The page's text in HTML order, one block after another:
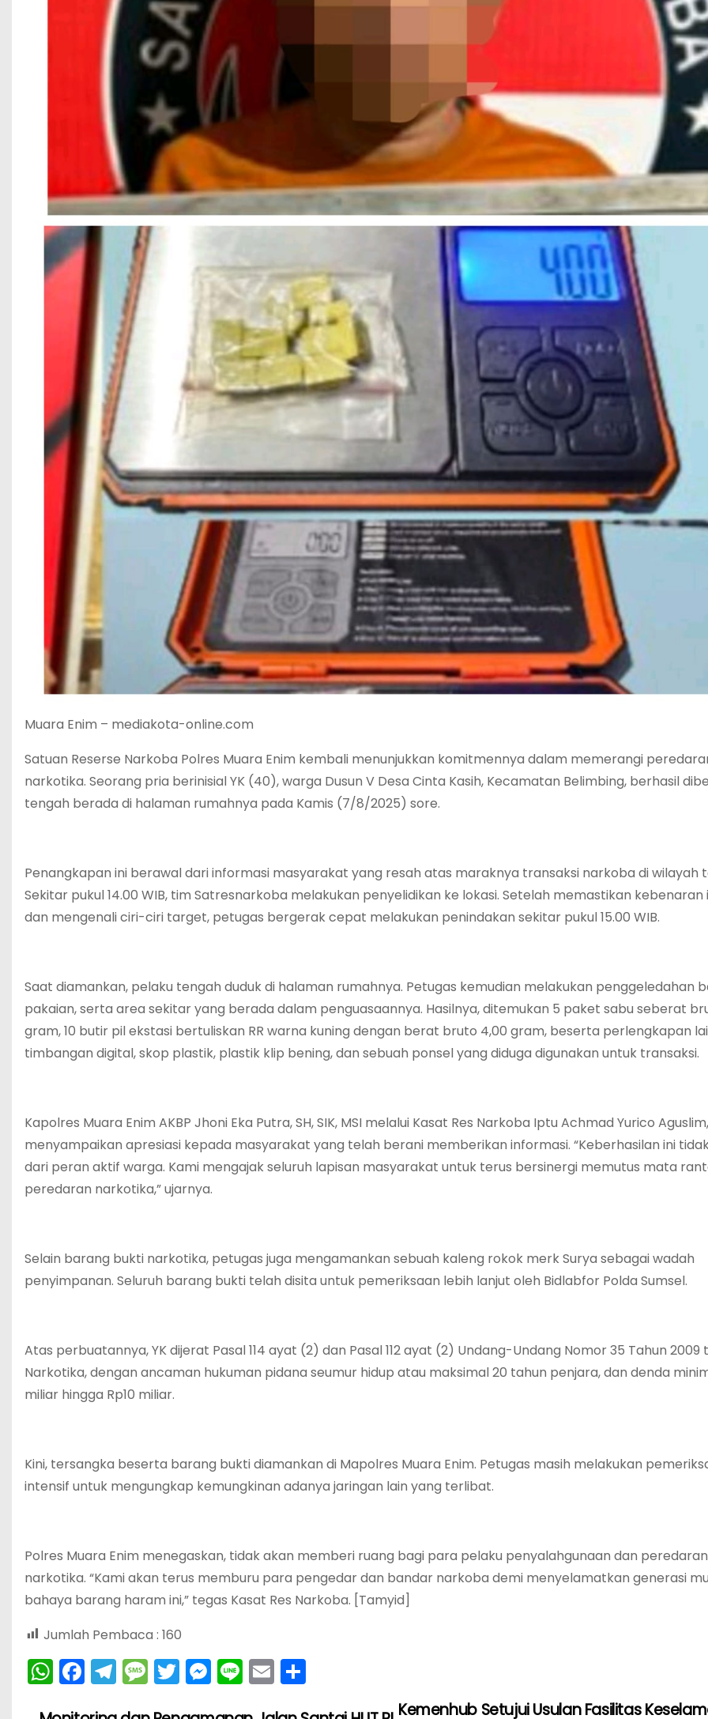
Muara Enim – mediakota-online.com
Satuan Reserse Narkoba Polres Muara Enim kembali menunjukkan komitmennya dalam memerangi
narkotika. Seorang pria berinisial YK (40), warga Dusun V Desa Cinta Kasih, Kecamatan Belimbing, berhasil
tengah berada di halaman rumahnya pada Kamis (7/8/2025) sore.
Penangkapan ini berawal dari informasi masyarakat yang resah atas maraknya transaksi narkoba di wilayah
Sekitar pukul 14.00 WIB, tim Satresnarkoba melakukan penyelidikan ke lokasi. Setelah memastikan
dan mengenali ciri-ciri target, petugas bergerak cepat melakukan penindakan sekitar pukul 15.00 WIB.
Saat diamankan, pelaku tengah duduk di halaman rumahnya. Petugas kemudian melakukan penggeledahan
pakaian, serta area sekitar yang berada dalam penguasaannya. Hasilnya, ditemukan 5 paket sabu seberat
gram, 10 butir pil ekstasi bertuliskan RR warna kuning dengan berat bruto 4,00 gram, beserta perlengkapan
timbangan digital, skop plastik, plastik klip bening, dan sebuah ponsel yang diduga digunakan untuk transaksi.
Kapolres Muara Enim AKBP Jhoni Eka Putra, SH, SIK, MSI melalui Kasat Res Narkoba Iptu Achmad Yurico Aguslim,
menyampaikan apresiasi kepada masyarakat yang telah berani memberikan informasi. “Keberhasilan ini
dari peran aktif warga. Kami mengajak seluruh lapisan masyarakat untuk terus bersinergi memutus mata
peredaran narkotika,” ujarnya.
Selain barang bukti narkotika, petugas juga mengamankan sebuah kaleng rokok merk Surya sebagai wadah
penyimpanan. Seluruh barang bukti telah disita untuk pemeriksaan lebih lanjut oleh Bidlabfor Polda Sumsel.
Atas perbuatannya, YK dijerat Pasal 114 ayat (2) dan Pasal 112 ayat (2) Undang-Undang Nomor 35 Tahun 2009
Narkotika, dengan ancaman hukuman pidana seumur hidup atau maksimal 20 tahun penjara, dan denda
miliar hingga Rp10 miliar.
Kini, tersangka beserta barang bukti diamankan di Mapolres Muara Enim. Petugas masih melakukan
intensif untuk mengungkap kemungkinan adanya jaringan lain yang terlibat.
Polres Muara Enim menegaskan, tidak akan memberi ruang bagi para pelaku penyalahgunaan dan peredaran
narkotika. “Kami akan terus memburu para pengedar dan bandar narkoba demi menyelamatkan generasi
bahaya barang haram ini,” tegas Kasat Res Narkoba. [Tamyid]
Jumlah Pembaca : 160
W
h
F
a
T
el
M
e
T
w
M
e
Li
n
E
m
Kemenhub Setujui Usulan Fasilitas